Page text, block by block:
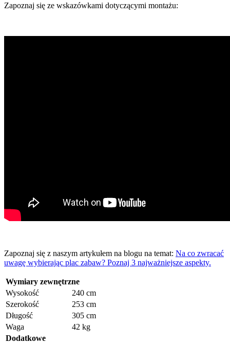
Zapoznaj się ze wskazówkami dotyczącymi montażu:
Zapoznaj się z naszym artykułem na blogu na temat: Na co zwracać
uwagę wybierając plac zabaw? Poznaj 3 najważniejsze aspekty.
Wymiary zewnętrzne
Wysokość
240 cm
Szerokość
253 cm
Długość
305 cm
Waga
42 kg
Dodatkowe